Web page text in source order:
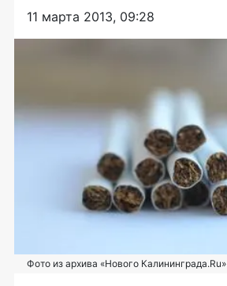
11 марта 2013, 09:28
Фото из архива «Нового Калининграда.Ru»